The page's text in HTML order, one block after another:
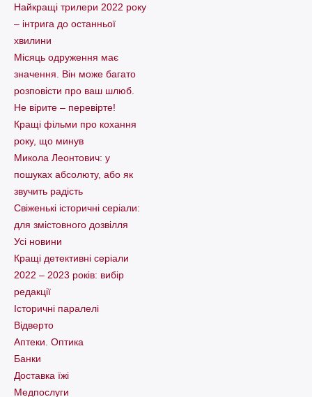
Найкращі трилери 2022 року
– інтрига до останньої
хвилини
Місяць одруження має
значення. Він може багато
розповісти про ваш шлюб.
Не вірите – перевірте!
Кращі фільми про кохання
року, що минув
Микола Леонтович: у
пошуках абсолюту, або як
звучить радість
Свіженькі історичні серіали:
для змістовного дозвілля
Усі новини
Кращі детективні серіали
2022 – 2023 років: вибір
редакції
Історичні паралелі
Відверто
Аптеки. Оптика
Банки
Доставка їжі
Медпослуги